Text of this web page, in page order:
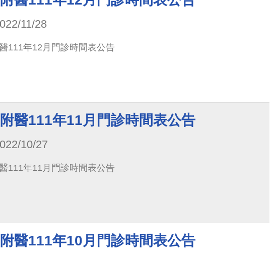
11/28
111年12月門診時間表公告
醫111年11月門診時間表公告
10/27
111年11月門診時間表公告
醫111年10月門診時間表公告